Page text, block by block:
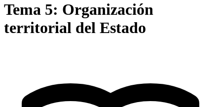
Tema 5: Organización
territorial del Estado